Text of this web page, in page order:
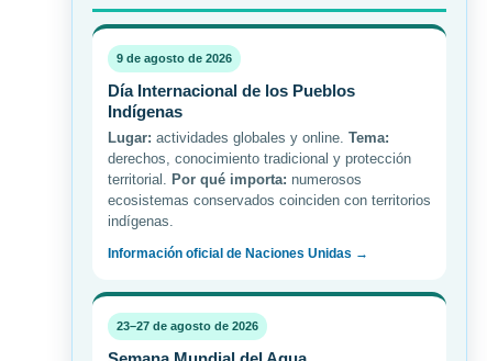
9 de agosto de 2026
Día Internacional de los Pueblos
Indígenas
Lugar: actividades globales y online. Tema:
derechos, conocimiento tradicional y protección
territorial. Por qué importa: numerosos
ecosistemas conservados coinciden con territorios
indígenas.
Información oficial de Naciones Unidas →
23–27 de agosto de 2026